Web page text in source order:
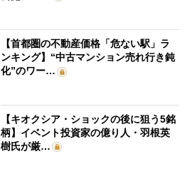
【首都圏の不動産価格「危ない駅」ラ
ンキング】“中古マンション売れ行き鈍
化”のワー…
【キオクシア・ショックの後に狙う5銘
柄】イベント投資家の億り人・羽根英
樹氏が厳…